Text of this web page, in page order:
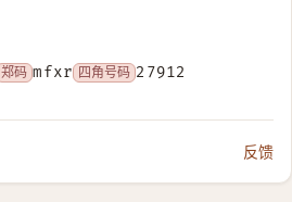
郑码 mfxr 四角号码 27912
反馈